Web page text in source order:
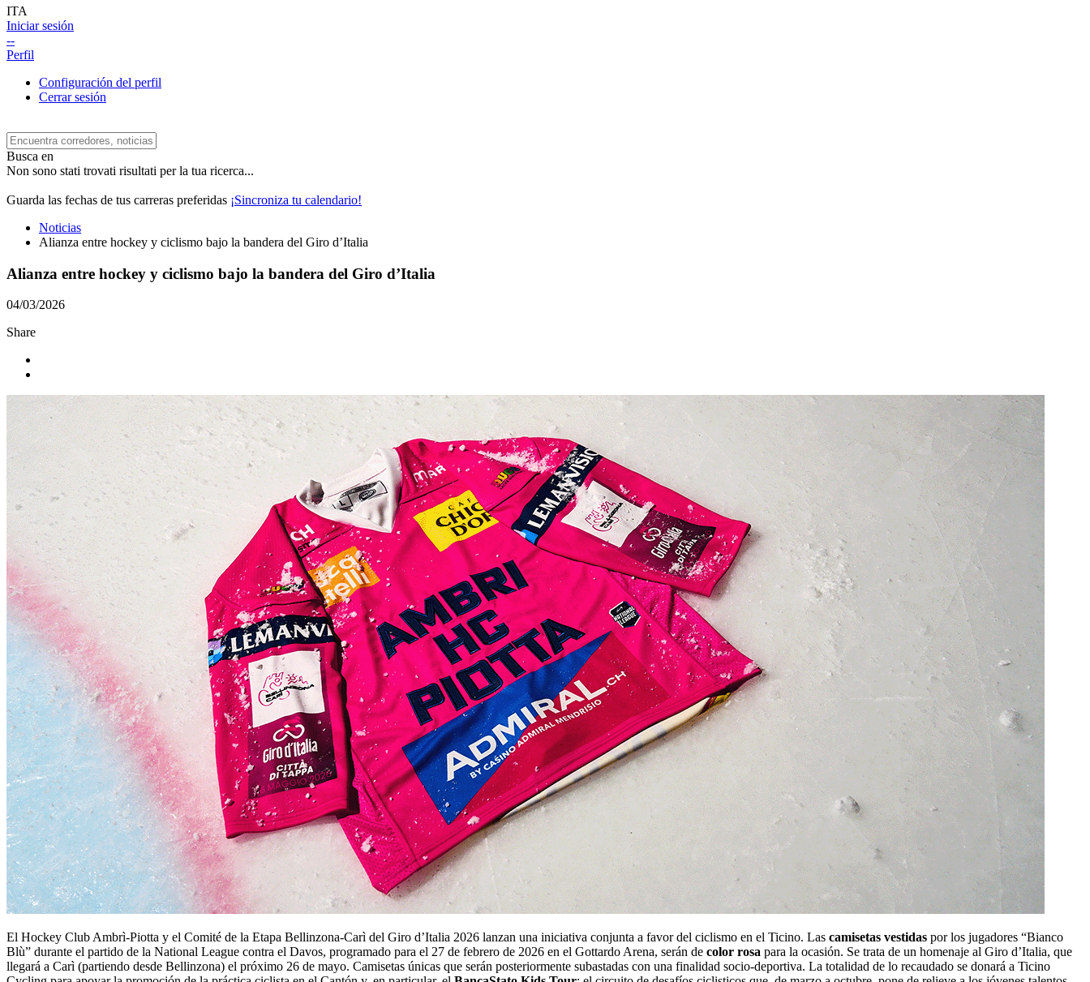
ITA
Iniciar sesión
--
Perfil
Configuración del perfil
Cerrar sesión
Busca en
Non sono stati trovati risultati per la tua ricerca...
Guarda las fechas de tus carreras preferidas ¡Sincroniza tu calendario!
Noticias
Alianza entre hockey y ciclismo bajo la bandera del Giro d’Italia
Alianza entre hockey y ciclismo bajo la bandera del Giro d’Italia
04/03/2026
Share
El Hockey Club Ambrì-Piotta y el Comité de la Etapa Bellinzona-Carì del Giro d’Italia 2026 lanzan una iniciativa conjunta a favor del ciclismo en el Ticino. Las camisetas vestidas por los jugadores “Bianco
Blù” durante el partido de la National League contra el Davos, programado para el 27 de febrero de 2026 en el Gottardo Arena, serán de color rosa para la ocasión. Se trata de un homenaje al Giro d’Italia, que
llegará a Carì (partiendo desde Bellinzona) el próximo 26 de mayo. Camisetas únicas que serán posteriormente subastadas con una finalidad socio-deportiva. La totalidad de lo recaudado se donará a Ticino